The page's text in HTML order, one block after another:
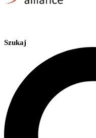
Szukaj